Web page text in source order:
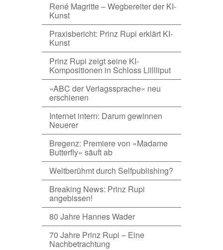
René Magritte – Wegbereiter der KI-
Kunst
Praxisbericht: Prinz Rupi erklärt KI-
Kunst
Prinz Rupi zeigt seine KI-
Kompositionen in Schloss Lilllliput
»ABC der Verlagssprache« neu
erschienen
Internet intern: Darum gewinnen
Neuerer
Bregenz: Premiere von »Madame
Butterfly« säuft ab
Weltberühmt durch Selfpublishing?
Breaking News: Prinz Rupi
angebissen!
80 Jahre Hannes Wader
70 Jahre Prinz Rupi – Eine
Nachbetrachtung